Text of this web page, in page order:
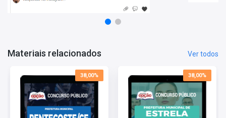
Conhecimentos Específicos
Mais informações sobre o concurso Prefeitura
Inscrições: De 07/04 a 26/04
Taxa de Inscrição:
R$ 95,00
Provas:23/05
Organizadora:INSTITUTO DE DESENVOLVIMENTO
INSTITUCIONAL BRASILEIRO – IDIB
Materiais relacionados Ver todos
38,00% 38,00%